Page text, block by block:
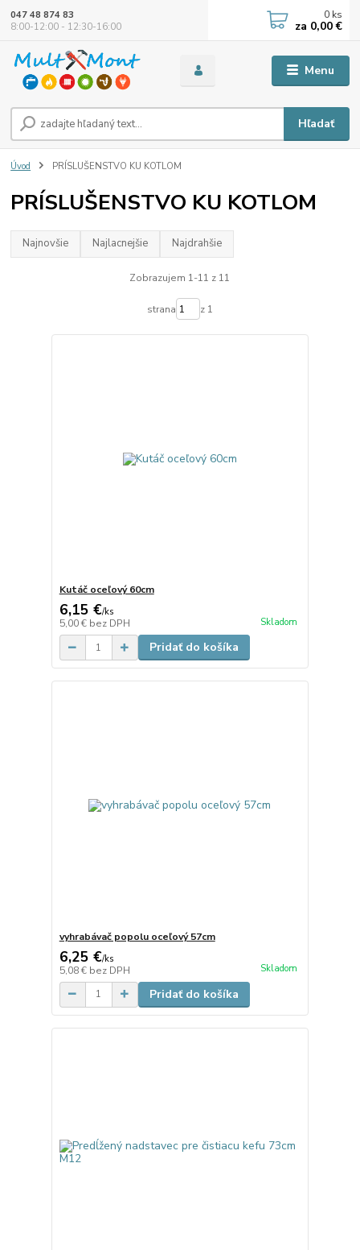
Menu
Hľadať
047 48 874 83
8:00-12:00 - 12:30-16:00
0 ks
za 0,00 €
Úvod PRÍSLUŠENSTVO KU KOTLOM
PRÍSLUŠENSTVO KU KOTLOM
Najnovšie Najlacnejšie Najdrahšie
Zobrazujem 1-11 z 11
strana z 1
Kutáč oceľový 60cm
6,15 €/ks
5,00 € bez DPH Skladom
Pridať do košíka
vyhrabávač popolu oceľový 57cm
6,25 €/ks
5,08 € bez DPH Skladom
Pridať do košíka